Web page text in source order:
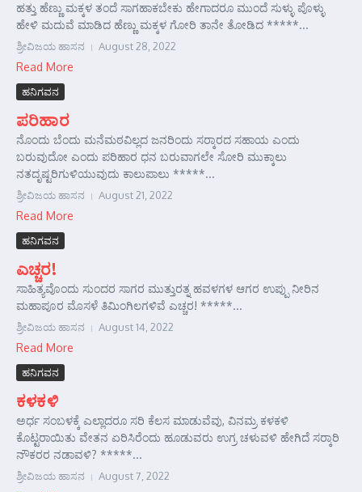
ಹತ್ತು ಹೆಣ್ಣು ಮಕ್ಕಳ ತಂದೆ ಸಾಗಹಾಕಬೇಕು ಹೇಗಾದರೂ ಮುಂದೆ ಸುಳ್ಳು ಪೊಳ್ಳು
ಹೇಳಿ ಮದುವೆ ಮಾಡಿದ ಹೆಣ್ಣು ಮಕ್ಕಳ ಗೋರಿ ತಾನೇ ತೋಡಿದ *****...
ಶ್ರೀವಿಜಯ ಹಾಸನ August 28, 2022
Read More
ಹನಿಗವನ
ಪರಿಹಾರ
ನೊಂದು ಬೆಂದು ಮನೆಮಠವಿಲ್ಲದ ಜನರಿಂದು ಸರ್‍ಕಾರದ ಸಹಾಯ ಎಂದು
ಬರುವುದೋ ಎಂದು ಪರಿಹಾರ ಧನ ಬರುವಾಗಲೇ ಸೋರಿ ಮುಕ್ಕಾಲು
ನತದೃಷ್ಟರಿಗುಳಿಯುವುದು ಕಾಲುಪಾಲು *****...
ಶ್ರೀವಿಜಯ ಹಾಸನ August 21, 2022
Read More
ಹನಿಗವನ
ಎಚ್ಚರ!
ಸಾಹಿತ್ಯವೊಂದು ಸುಂದರ ಸಾಗರ ಮುತ್ತುರತ್ನ ಹವಳಗಳ ಆಗರ ಉಪ್ಪು ನೀರಿನ
ಮಹಾಪೂರ ಮೊಸಳೆ ತಿಮಿಂಗಿಲಗಳಿವೆ ಎಚ್ಚರ! *****...
ಶ್ರೀವಿಜಯ ಹಾಸನ August 14, 2022
Read More
ಹನಿಗವನ
ಕಳಕಳಿ
ಅರ್ಧ ಸಂಬಳಕ್ಕೆ ಎಲ್ಲಾದರೂ ಸರಿ ಕೆಲಸ ಮಾಡುವೆವು, ವಿನಮ್ರ ಕಳಕಳಿ
ಕೊಟ್ಟರಾಯಿತು ವೇತನ ಏರಿಸಿರೆಂದು ಹೂಡುವರು ಉಗ್ರ ಚಳುವಳಿ ಹೇಗಿದೆ ಸರ್‍ಕಾರಿ
ನೌಕರರ ನಡಾವಳಿ? *****...
ಶ್ರೀವಿಜಯ ಹಾಸನ August 7, 2022